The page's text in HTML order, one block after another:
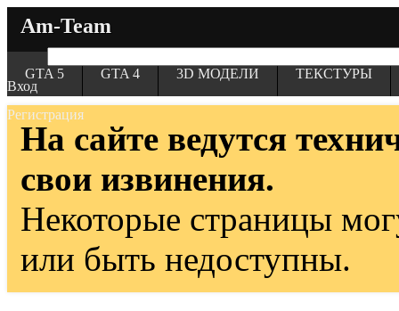
Am-Team
Вход
Регистрация
GTA 5 GTA 4 3D МОДЕЛИ ТЕКСТУРЫ
На сайте ведутся
свои извинения.
Некоторые страницы
или быть недоступны.